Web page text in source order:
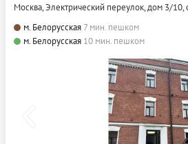
Москва, Электрический переулок, дом 3/10,
м. Белорусская 7 мин. пешком
м. Белорусская 10 мин. пешком